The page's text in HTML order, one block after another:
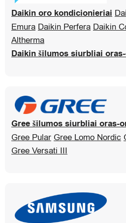
Daikin oro kondicionieriai
Emura Daikin Perfera Daikin
Altherma
Daikin šilumos siurbliai
Gree šilumos siurbliai oras-
Gree Pular Gree Lomo Nordic
Gree Versati III